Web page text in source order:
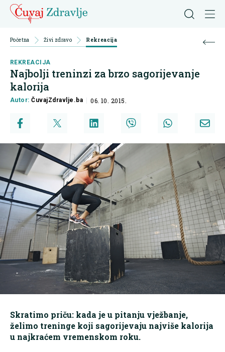
Početna Živi zdravo Rekreacija
REKREACIJA
Najbolji treninzi za brzo sagorijevanje
kalorija
Autor:ČuvajZdravlje.ba 06. 10. 2015.
Skratimo priču: kada je u pitanju vježbanje,
želimo treninge koji sagorijevaju najviše kalorija
u najkraćem vremenskom roku.